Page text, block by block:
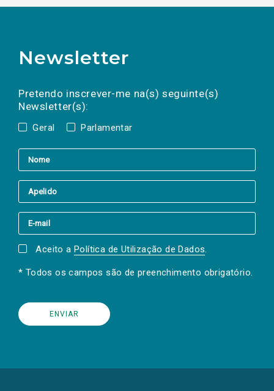
Newsletter
Pretendo inscrever-me na(s) seguinte(s)
Newsletter(s):
Geral Parlamentar
a(s) newsletter(s).
mail
Aceito a Política de Utilização de Dados.
* Todos os campos são de preenchimento obrigatório.